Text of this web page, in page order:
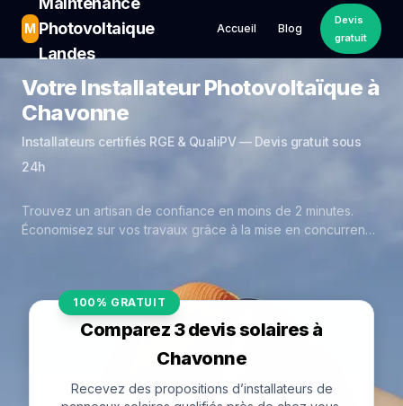
M Photovoltaique
Landes
Accueil Blog
Devis
gratuit
Votre Installateur Photovoltaïque à
Chavonne
Installateurs certifiés RGE & QualiPV — Devis gratuit sous
24h
Trouvez un artisan de confiance en moins de 2 minutes.
Économisez sur vos travaux grâce à la mise en concurrence
100% GRATUIT
Comparez 3 devis solaires à
Chavonne
Recevez des propositions d’installateurs de